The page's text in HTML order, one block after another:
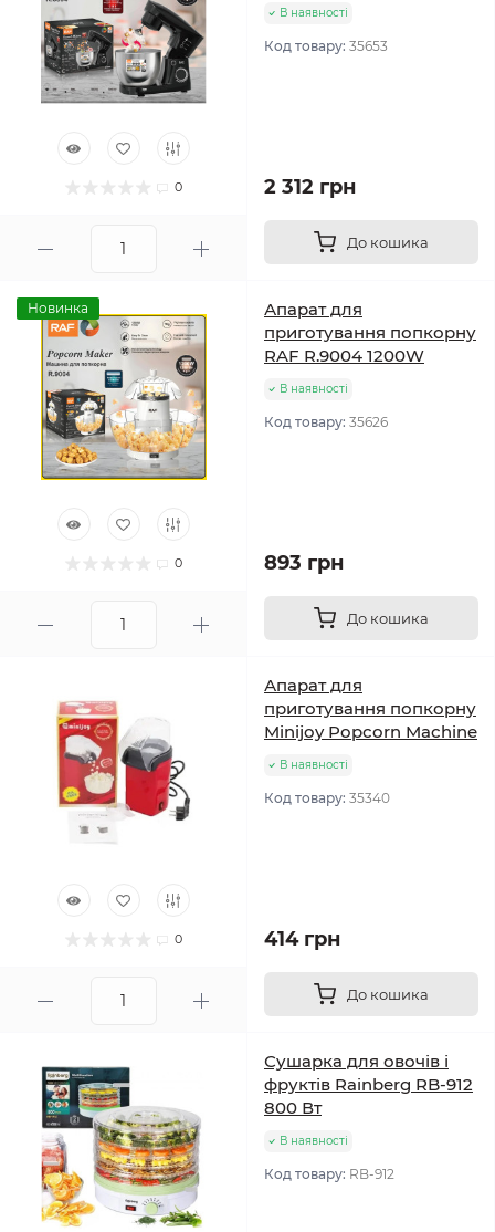
0
В наявності
Код товару: 35653
2 312 грн
До кошика
Новинка
0
Апарат для
приготування попкорну
RAF R.9004 1200W
В наявності
Код товару: 35626
893 грн
До кошика
0
Апарат для
приготування попкорну
Minijoy Popcorn Machine
В наявності
Код товару: 35340
414 грн
До кошика
Сушарка для овочів і
фруктів Rainberg RB-912
800 Вт
В наявності
Код товару: RB-912